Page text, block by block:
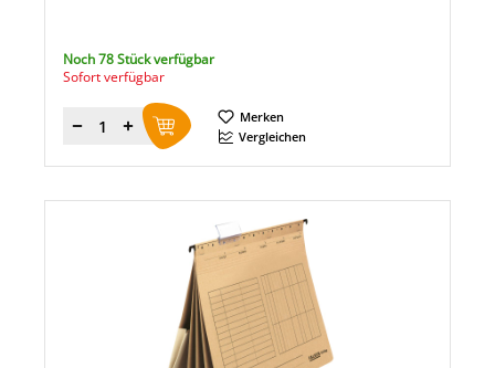
Noch 78 Stück verfügbar
Sofort verfügbar
Menge
Merken
Vergleichen